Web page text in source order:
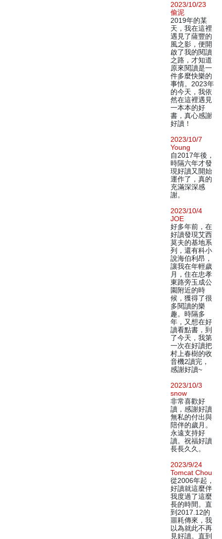
2023/10/23
偷泥
2019年的某
天，我在這裡
遇見了薩豐的
風之影，便開
啟了我的閱讀
之路，才知道
原來閱讀是一
件多麼快樂的
事情。2023年
的今天，我依
然在這裡遇見
一本本的好
書，真心感謝
好讀！
2023/10/7
Young
自2017年後，
時隔六年才發
現好讀又開始
運作了，真的
充滿深深感
謝。
2023/10/4
JOE
好多年前，在
好讀發現艾西
莫夫的基地系
列，還有科小
說海伯利昂，
讓我在年輕歲
月，住在忠孝
東路旁玉成公
園附近的時
候，獲得了很
多閱讀的樂
趣。時隔多
年，又想在好
讀看點書，到
了今天，我第
一次在好讀把
村上春樹的收
音機2讀完，
感謝好讀~
2023/10/3
snow
非常喜歡好
讀，感謝好讀
無私的付出與
陪伴的歲月。
永遠支持好
讀。祝福好讀
長長久久。
2023/9/24
Tomcat Chou
從2006年起，
好讀就這麼伴
我度過了這麼
長的時間。直
到2017.12的
噩耗傳來，我
以為就此不再
見好讀。直到